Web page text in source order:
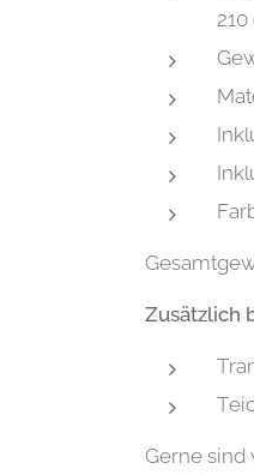
Zusätzlich
Gerne sind